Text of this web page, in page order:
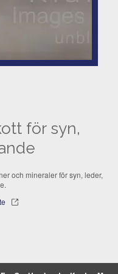
för syn,
och mineraler för syn, leder,